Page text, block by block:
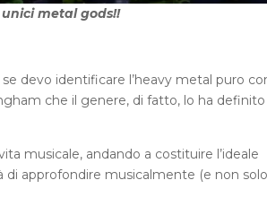
metal gods!!
devo identificare l’heavy metal puro
che il genere, di fatto, lo ha definito
musicale, andando a costituire l’ideale
di approfondire musicalmente (e non